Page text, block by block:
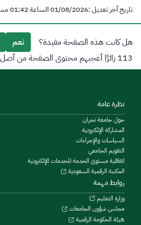
تاريخ آخر تعديل :01/08/2026 الساعة 01:42 مساءً
هل كانت هذه الصفحة مفيدة؟ نعم
113 زائرًا أعجبهم محتوى الصفحة من أصل 165 مشاركة
نظرة عامة
حول جامعة نجران
المشاركة الإلكترونية
السياسات والإجراءات
التقويم الجامعي
اتفاقية مستوى الخدمة للخدمات الإلكترونية
المكتبة الرقمية السعودية
روابط مهمة
وزارة التعليم
مجلس شؤون الجامعات
هيئة الحكومة الرقمية